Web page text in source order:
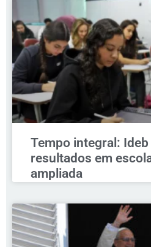
Tempo integral:
resultados em
ampliada